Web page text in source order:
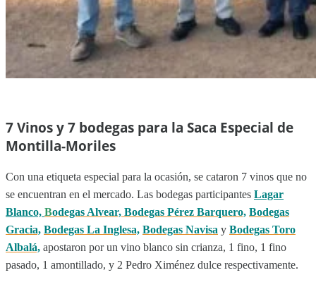
7 Vinos y 7 bodegas para la Saca Especial de
Montilla-Moriles
Con una etiqueta especial para la ocasión, se cataron 7 vinos que no
se encuentran en el mercado. Las bodegas participantes Lagar
Blanco, Bodegas Alvear, Bodegas Pérez Barquero, Bodegas
Gracia, Bodegas La Inglesa, Bodegas Navisa y Bodegas Toro
Albalá, apostaron por un vino blanco sin crianza, 1 fino, 1 fino
pasado, 1 amontillado, y 2 Pedro Ximénez dulce respectivamente.